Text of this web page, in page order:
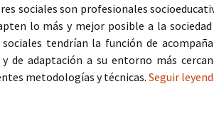
sociales son profesionales
lo más y mejor posible a la
sociales tendrían la función de
de adaptación a su entorno más
metodologías y técnicas. Seguir